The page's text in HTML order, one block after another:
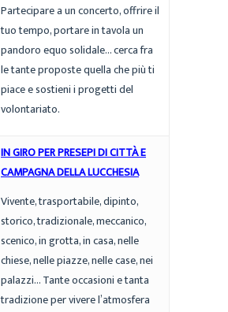
Partecipare a un concerto, offrire il
tuo tempo, portare in tavola un
pandoro equo solidale… cerca fra
le tante proposte quella che più ti
piace e sostieni i progetti del
volontariato.
IN GIRO PER PRESEPI DI CITTÀ E
CAMPAGNA DELLA LUCCHESIA
Vivente, trasportabile, dipinto,
storico, tradizionale, meccanico,
scenico, in grotta, in casa, nelle
chiese, nelle piazze, nelle case, nei
palazzi… Tante occasioni e tanta
tradizione per vivere l’atmosfera